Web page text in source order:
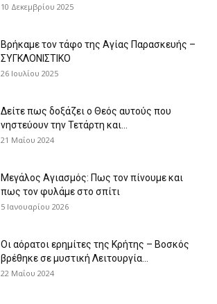
10 Δεκεμβρίου 2025
Βρήκαμε τον τάφο της Αγίας Παρασκευής –
ΣΥΓΚΛΟΝΙΣΤΙΚΟ
26 Ιουλίου 2025
Δείτε πως δοξάζει ο Θεός αυτούς που
νηστεύουν την Τετάρτη και...
21 Μαΐου 2024
Μεγάλος Αγιασμός: Πως τον πίνουμε και
πως τον φυλάμε στο σπίτι
5 Ιανουαρίου 2026
Οι αόρατοι ερημίτες της Κρήτης – Βοσκός
βρέθηκε σε μυστική Λειτουργία...
22 Μαΐου 2024